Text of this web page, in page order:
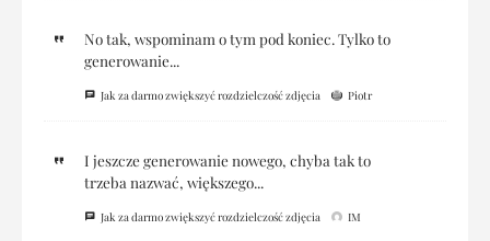
No tak, wspominam o tym pod koniec. Tylko to
generowanie...
Jak za darmo zwiększyć rozdzielczość zdjęcia Piotr
I jeszcze generowanie nowego, chyba tak to
trzeba nazwać, większego...
Jak za darmo zwiększyć rozdzielczość zdjęcia IM